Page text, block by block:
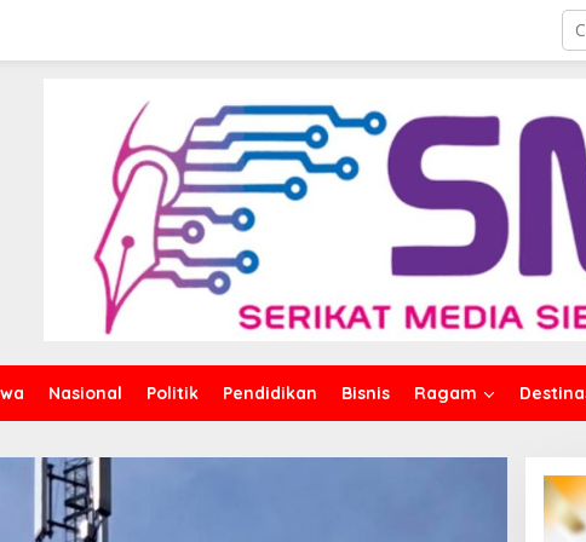
Nasional Politik Pendidikan Bisnis Ragam